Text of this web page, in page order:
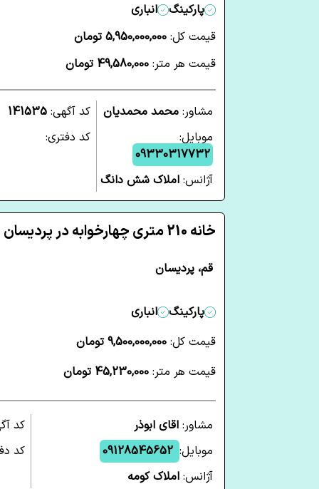
پارکینگ
انباری
قیمت کل: 5,950,000,000 تومان
قیمت هر متر: 49,580,000 تومان
مشاور: محمد محمدیان
موبایل:
09330317732
آژانس: املاک شش دانگ
کد آگهی: 141535
کد دفتری:
خانه 210 متری چهارخوابه در پردیسان قم
قم، پردیسان
پارکینگ
انباری
قیمت کل: 9,500,000,000 تومان
قیمت هر متر: 45,230,000 تومان
مشاور: اقای ابوذر
موبایل: 09128545652
آژانس: املاک کومه
کد
کد